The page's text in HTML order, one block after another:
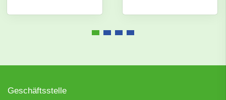
Geschäftsstelle